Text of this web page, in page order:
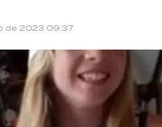
de 2023 09:37